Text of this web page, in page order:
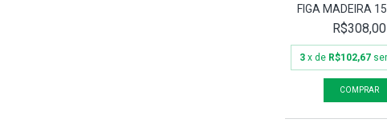
FIGA MADEIRA
R$308,00
3 x de R$102,67